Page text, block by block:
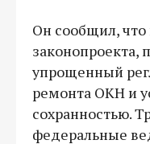
Он сообщил, что
законопроекта,
упрощенный
ремонта ОКН и
сохранностью.
федеральные